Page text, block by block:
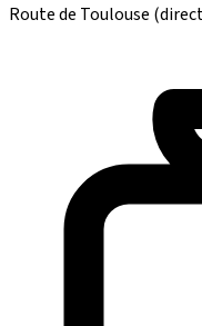
Route de Toulouse